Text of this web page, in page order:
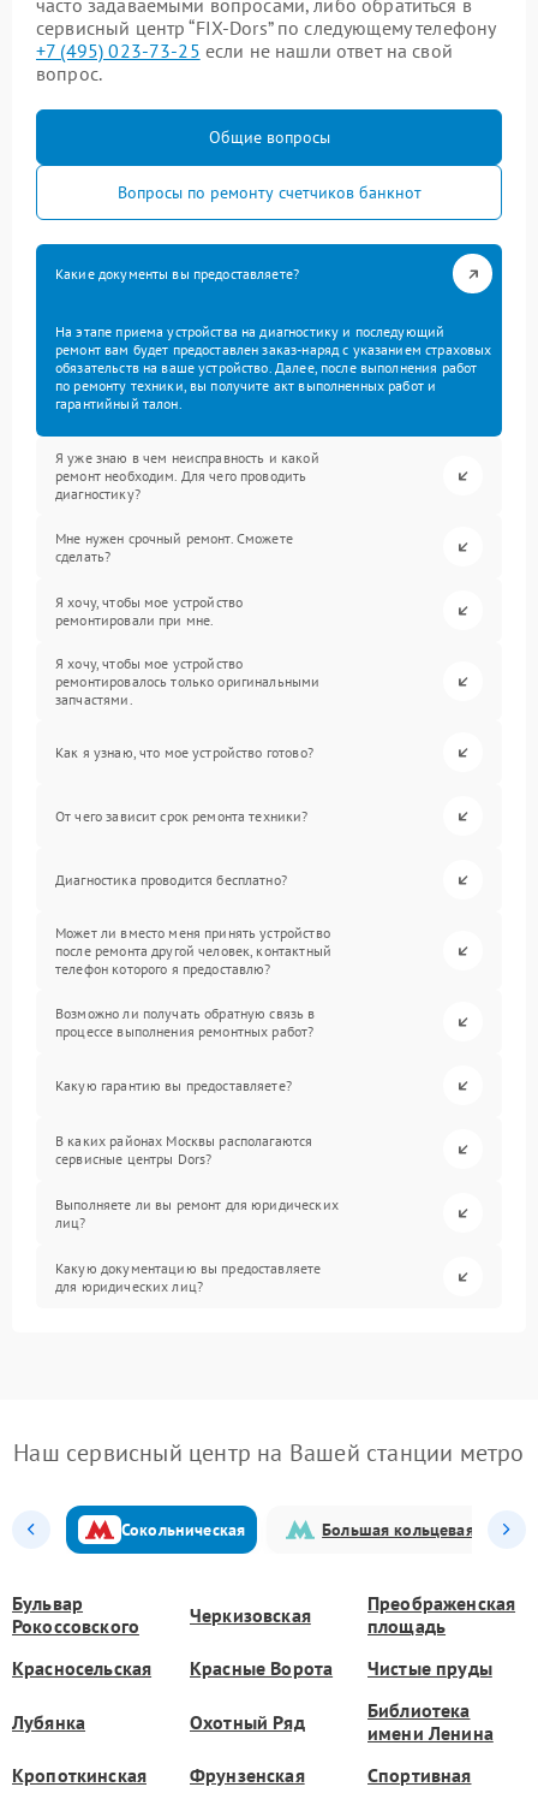
часто задаваемыми вопросами, либо обратиться в
сервисный центр “FIX-Dors” по следующему телефону
+7 (495) 023-73-25 если не нашли ответ на свой
вопрос.
Общие вопросы
Вопросы по ремонту счетчиков банкнот
Какие документы вы предоставляете?
На этапе приема устройства на диагностику и последующий
ремонт вам будет предоставлен заказ-наряд с указанием страховых
обязательств на ваше устройство. Далее, после выполнения работ
по ремонту техники, вы получите акт выполненных работ и
гарантийный талон.
Я уже знаю в чем неисправность и какой
ремонт необходим. Для чего проводить
диагностику?
Мне нужен срочный ремонт. Сможете
сделать?
Я хочу, чтобы мое устройство
ремонтировали при мне.
Я хочу, чтобы мое устройство
ремонтировалось только оригинальными
запчастями.
Как я узнаю, что мое устройство готово?
От чего зависит срок ремонта техники?
Диагностика проводится бесплатно?
Может ли вместо меня принять устройство
после ремонта другой человек, контактный
телефон которого я предоставлю?
Возможно ли получать обратную связь в
процессе выполнения ремонтных работ?
Какую гарантию вы предоставляете?
В каких районах Москвы располагаются
сервисные центры Dors?
Выполняете ли вы ремонт для юридических
лиц?
Какую документацию вы предоставляете
для юридических лиц?
Наш сервисный центр на Вашей станции метро
Сокольническая Большая кольцевая
Бульвар
Рокоссовского
Черкизовская
Преображенская
площадь
Красносельская
Красные Ворота Чистые пруды
Лубянка Охотный Ряд
Библиотека
имени Ленина
Кропоткинская
Фрунзенская Спортивная